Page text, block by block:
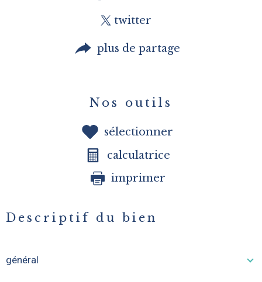
twitter
plus de partage
Nos outils
sélectionner
calculatrice
imprimer
Descriptif du bien
général